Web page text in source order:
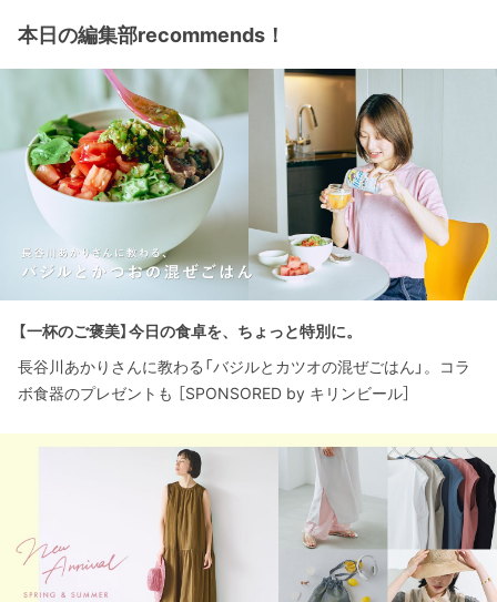
本日の編集部recommends！
【一杯のご褒美】今日の食卓を、ちょっと特別に。
長谷川あかりさんに教わる「バジルとカツオの混ぜごはん」。コラ
ボ食器のプレゼントも ［SPONSORED by キリンビール］